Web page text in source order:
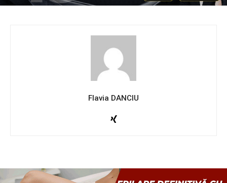
Flavia DANCIU